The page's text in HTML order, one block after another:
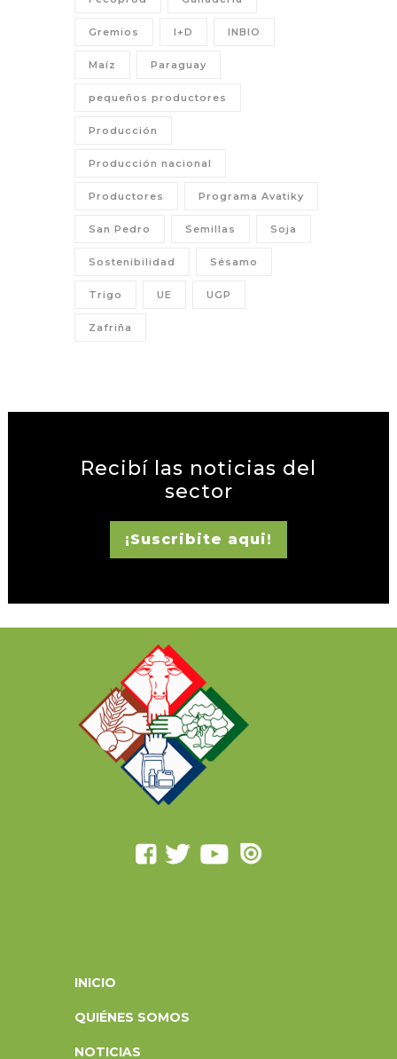
Gremios I+D INBIO
Maíz Paraguay
pequeños productores
Producción
Producción nacional
Productores Programa Avatiky
San Pedro Semillas Soja
Sostenibilidad Sésamo
Trigo UE UGP
Zafriña
Recibí las noticias del
sector
¡Suscribite aqui!
INICIO
QUIÉNES SOMOS
NOTICIAS